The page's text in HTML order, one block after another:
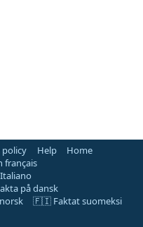
policy Help
Home
på dansk
🇫🇮 Faktat suomeksi